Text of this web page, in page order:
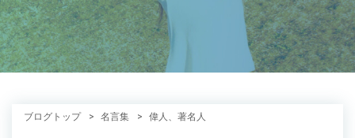
ブログトップ 名言集 偉人、著名人